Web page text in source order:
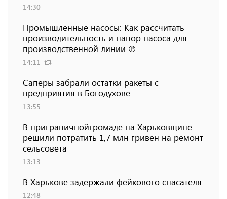
14:30
Промышленные насосы: Как рассчитать
производительность и напор насоса для
производственной линии ℗
14:11
Саперы забрали остатки ракеты с
предприятия в Богодухове
13:55
В приграничнойгромаде на Харьковщине
решили потратить 1,7 млн ​​гривен на ремонт
сельсовета
13:13
В Харькове задержали фейкового спасателя
12:48